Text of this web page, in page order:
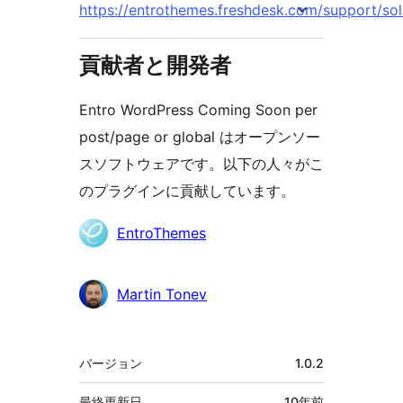
https://entrothemes.freshdesk.com/support/
貢献者と開発者
Entro WordPress Coming Soon per
post/page or global はオープンソー
スソフトウェアです。以下の人々がこ
のプラグインに貢献しています。
貢
者
EntroThemes
Martin Tonev
メ
タ
バージョン 1.0.2